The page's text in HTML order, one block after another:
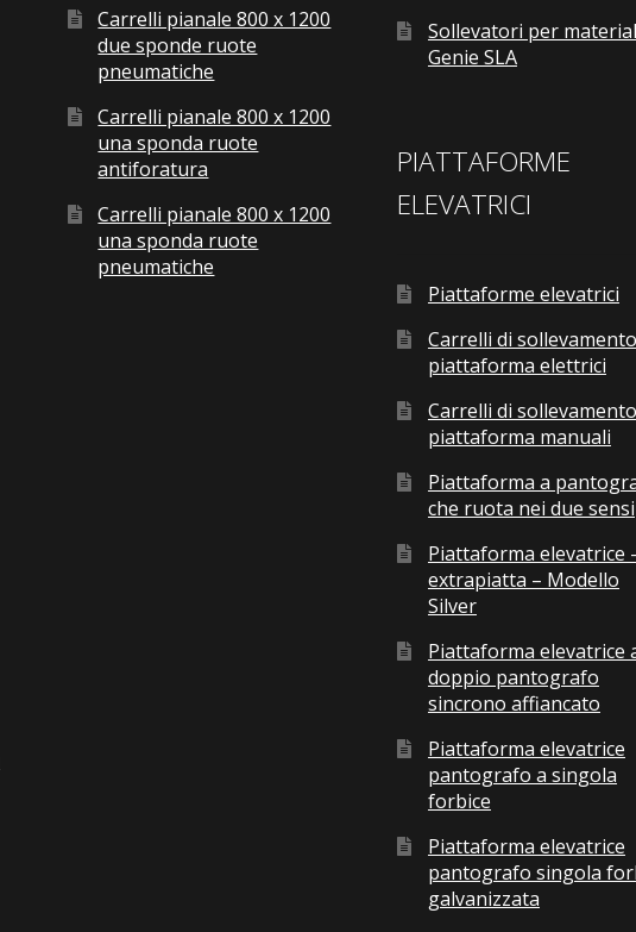
Carrelli pianale 800 x 1200
due sponde ruote
pneumatiche
Carrelli pianale 800 x 1200
una sponda ruote
antiforatura
Carrelli pianale 800 x 1200
una sponda ruote
pneumatiche
Sollevatori per
Genie SLA
PIATTAFORME
ELEVATRICI
Piattaforme elevatrici
Carrelli di
piattaforma elettrici
Carrelli di
piattaforma manuali
Piattaforma a
che ruota nei due sensi
Piattaforma elevatrice
extrapiatta – Modello
Silver
Piattaforma elevatrice
doppio pantografo
sincrono affiancato
Piattaforma elevatrice
pantografo a singola
forbice
Piattaforma elevatrice
pantografo singola
galvanizzata